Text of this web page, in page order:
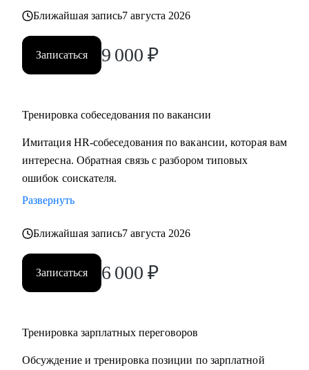
Ближайшая запись7 августа 2026
Записаться 9 000 ₽
Тренировка собеседования по вакансии
Имитация HR-собеседования по вакансии, которая вам
интересна. Обратная связь с разбором типовых
ошибок соискателя.
Развернуть
Ближайшая запись7 августа 2026
Записаться 6 000 ₽
Тренировка зарплатных переговоров
Обсуждение и тренировка позиции по зарплатной